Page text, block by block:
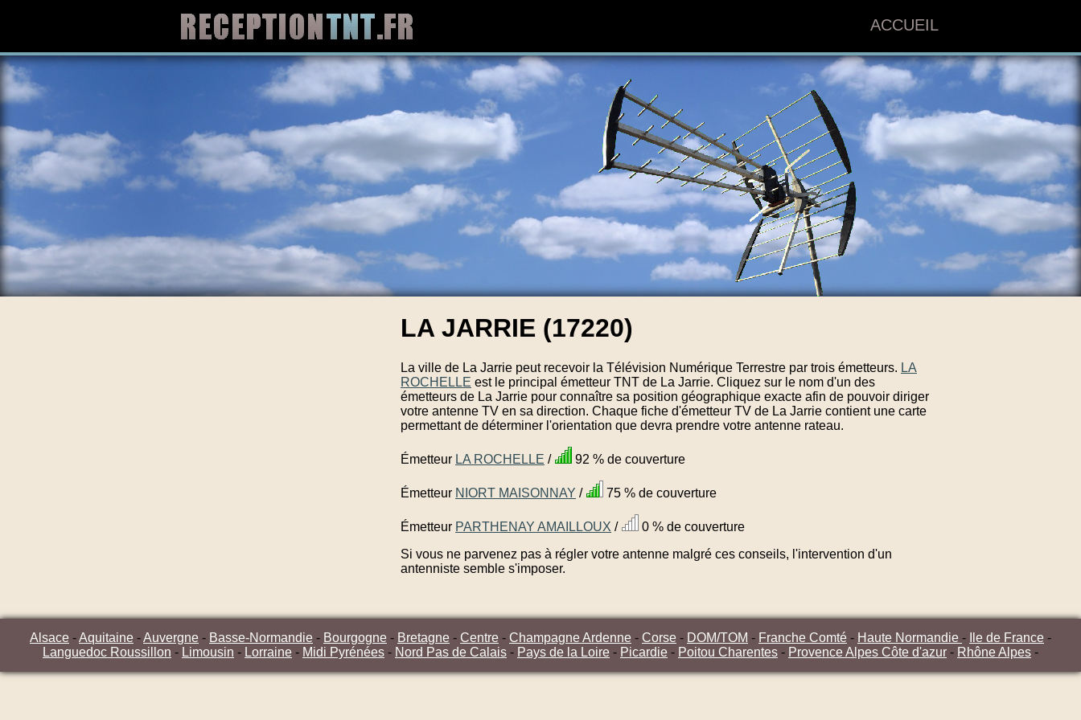
ACCUEIL
LA JARRIE (17220)
La ville de La Jarrie peut recevoir la Télévision Numérique Terrestre par trois émetteurs. LA
ROCHELLE est le principal émetteur TNT de La Jarrie. Cliquez sur le nom d'un des
émetteurs de La Jarrie pour connaître sa position géographique exacte afin de pouvoir diriger
votre antenne TV en sa direction. Chaque fiche d'émetteur TV de La Jarrie contient une carte
permettant de déterminer l'orientation que devra prendre votre antenne rateau.
Émetteur LA ROCHELLE / 92 % de couverture
Émetteur NIORT MAISONNAY / 75 % de couverture
Émetteur PARTHENAY AMAILLOUX /
0 % de couverture
Si vous ne parvenez pas à régler votre antenne malgré ces conseils, l'intervention d'un
antenniste semble s'imposer.
Alsace -Aquitaine -Auvergne - Basse-Normandie - Bourgogne - Bretagne - Centre - Champagne Ardenne - Corse - DOM/TOM - Franche Comté - Haute Normandie - Ile de France -
Languedoc Roussillon - Limousin - Lorraine - Midi Pyrénées - Nord Pas de Calais - Pays de la Loire - Picardie - Poitou Charentes - Provence Alpes Côte d'azur - Rhône Alpes -